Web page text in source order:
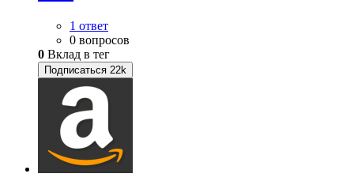
1 ответ
0 вопросов
0 Вклад в тег
Подписаться 22k